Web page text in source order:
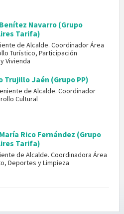
Navarro (Grupo
Tarifa)
de Alcalde. Coordinador Área
Turístico, Participación
Vivienda
Trujillo Jaén (Grupo PP)
de Alcalde. Coordinador
Cultural
Rico Fernández (Grupo
Tarifa)
de Alcalde. Coordinadora Área
Deportes y Limpieza